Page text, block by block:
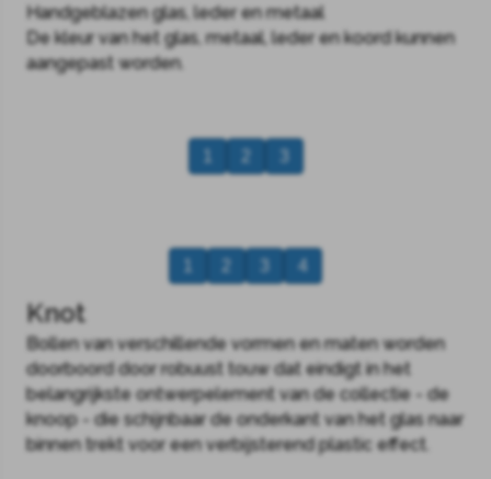
Handgeblazen glas, leder en metaal
De kleur van het glas, metaal, leder en koord kunnen
aangepast worden.
4
Knot
Bollen van verschillende vormen en maten worden
doorboord door robuust touw dat eindigt in het
belangrijkste ontwerpelement van de collectie - de
knoop - die schijnbaar de onderkant van het glas naar
binnen trekt voor een verbijsterend plastic effect.